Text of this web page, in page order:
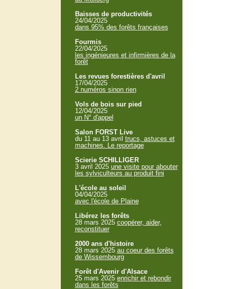
Baisses de productivités
24/04/2025
dans 95% des forêts françaises
Fourmis
22/04/2025
les ingénieures et infirmières de la
forêt
Les revues forestières d'avril
17/04/2025
2 numéros sinon rien
Vols de bois sur pied
12/04/2025
un N° d'appel
Salon FORST Live
du 11 au 13 avril trucs, astuces et
machines. Le reportage
Scierie SCHILLIGER
3 avril 2025 une visite pour abouter
les sylviculteurs au produit fini
L'école au soleil
04/04/2025
avec l'école de Plaine
Libérez les forêts
28 mars 2025 coopérer, aider,
reconstituer
2000 ans d'histoire
28 mars 2025 au coeur des forêts
de Wissembourg
Forêt d'Avenir d'Alsace
25 mars 2025 enrichir et rebondir
dans les forêts